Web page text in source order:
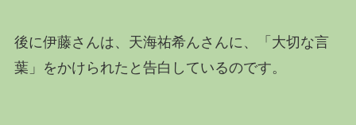
後に伊藤さんは、天海祐希んさんに、「大切な言
葉」をかけられたと告白しているのです。